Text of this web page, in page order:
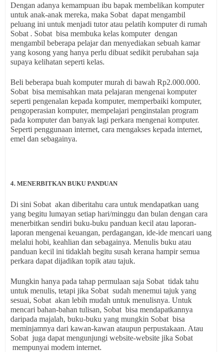
Dengan adanya kemampuan ibu bapak membelikan komputer
untuk anak-anak mereka, maka Sobat dapat mengambil
peluang ini untuk menjadi tutor atau pelatih komputer di rumah
Sobat . Sobat bisa membuka kelas komputer dengan
mengambil beberapa pelajar dan menyediakan sebuah kamar
yang kosong yang hanya perlu dibuat sedikit perubahan saja
supaya kelihatan seperti kelas.
Beli beberapa buah komputer murah di bawah Rp2.000.000.
Sobat bisa memisahkan mata pelajaran mengenai komputer
seperti pengenalan kepada komputer, memperbaiki komputer,
pengoperasian komputer, mempelajari penginstalan program
pada komputer dan banyak lagi perkara mengenai komputer.
Seperti penggunaan internet, cara mengakses kepada internet,
emel dan sebagainya.
4. MENERBITKAN BUKU PANDUAN
Di sini Sobat akan diberitahu cara untuk mendapatkan uang
yang begitu lumayan setiap hari/minggu dan bulan dengan cara
menerbitkan sendiri buku-buku panduan kecil atau laporan-
laporan mengenai keuangan, perdagangan, ide-ide mencari uang
melalui hobi, keahlian dan sebagainya. Menulis buku atau
panduan kecil ini tidaklah begitu susah kerana hampir semua
perkara dapat dijadikan topik atau tajuk.
Mungkin hanya pada tahap permulaan saja Sobat tidak tahu
untuk menulis, tetapi jika Sobat sudah menemui tajuk yang
sesuai, Sobat akan lebih mudah untuk menulisnya. Untuk
mencari bahan-bahan tulisan, Sobat bisa mendapatkannya
daripada majalah, buku-buku yang mungkin Sobat bisa
meminjamnya dari kawan-kawan ataupun perpustakaan. Atau
Sobat juga dapat mengunjungi website-website jika Sobat
mempunyai modem internet.